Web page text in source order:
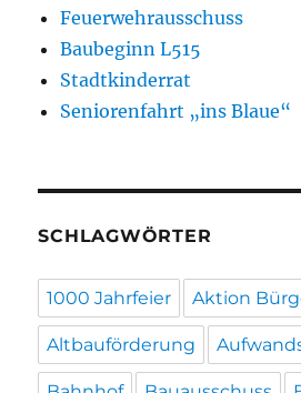
Feuerwehrausschuss
Baubeginn L515
Stadtkinderrat
Seniorenfahrt „ins Blaue“
SCHLAGWÖRTER
1000 Jahrfeier Aktion
Altbauförderung